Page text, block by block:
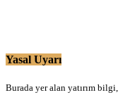
Yasal Uyarı
Burada yer alan yatırım